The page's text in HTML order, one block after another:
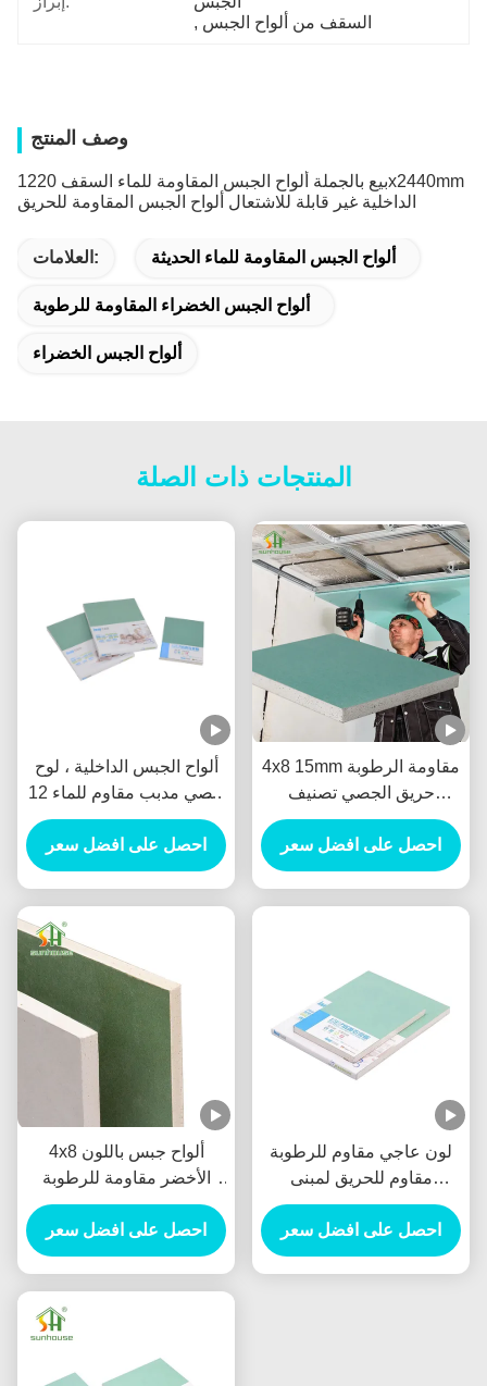
, السقف من ألواح الجبس
وصف المنتج
بيع بالجملة ألواح الجبس المقاومة للماء السقف 1220x2440mm
الداخلية غير قابلة للاشتعال ألواح الجبس المقاومة للحريق
العلامات: ألواح الجبس المقاومة للماء الحديثة
ألواح الجبس الخضراء المقاومة للرطوبة
ألواح الجبس الخضراء
المنتجات ذات الصلة
ألواح الجبس الداخلية ، لوح
جصي مدبب مقاوم للماء 12
مم
احصل على افضل سعر
4x8 15mm مقاومة الرطوبة
حريق الجصي تصنيف
لمطابخ الحمامات
احصل على افضل سعر
4x8 ألواح جبس باللون
الأخضر مقاومة للرطوبة
للحوائط الجافة
احصل على افضل سعر
لون عاجي مقاوم للرطوبة
مقاوم للحريق لمبنى
المكاتب
احصل على افضل سعر